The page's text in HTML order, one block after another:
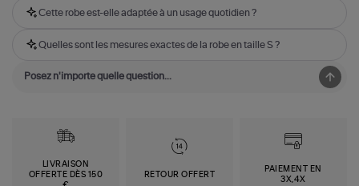
Cette robe est-elle adaptée à un usage quotidien ?
Quelles sont les mesures exactes de la robe en taille S ?
LIVRAISON
OFFERTE DÈS 150
RETOUR OFFERT
PAIEMENT EN
3X,4X